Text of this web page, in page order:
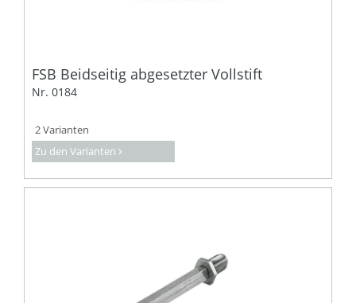
FSB Beidseitig abgesetzter Vollstift
Nr. 0184
2 Varianten
Zu den Varianten